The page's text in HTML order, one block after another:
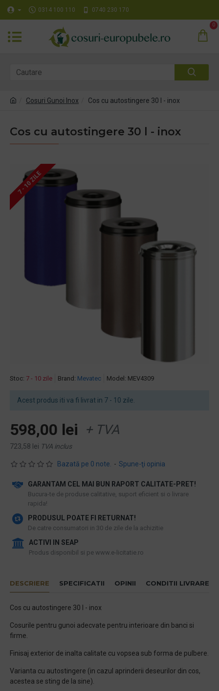
0314 100 110 0740 230 170
0
Cosuri Gunoi Inox Cos cu autostingere 30 l - inox
Cos cu autostingere 30 l - inox
7 - 10 ZILE
Stoc: 7 - 10 zile Brand: Mevatec Model: MEV4309
Acest produs iti va fi livrat in 7 - 10 zile.
Bazată pe 0 note. - Spune-ţi opinia
598,00 lei + TVA
723,58 lei TVA inclus
GARANTAM CEL MAI BUN RAPORT CALITATE-PRET!
​Bucura-te de produse calitative, suport eficient si o livrare
rapida!
PRODUSUL POATE FI RETURNAT!
De catre consumatori in 30 de zile de la achizitie
ACTIVI IN SEAP
Produs disponibil si pe www.e-licitatie.ro
DESCRIERE SPECIFICATII OPINII CONDITII LIVRARE
Cos cu autostingere 30 l - inox
Cosurile pentru gunoi adecvate pentru interioare din banci si
firme.
Finisaj exterior de inalta calitate cu vopsea sub forma de pulbere.
Varianta cu autostingere (in cazul aprinderii deseurilor din cos,
acestea se sting de la sine).